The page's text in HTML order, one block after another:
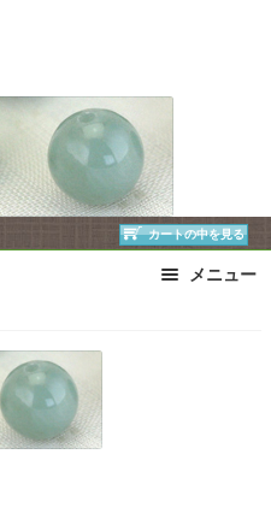
カートの中を見る
メニュー
ピアス・イヤリング
運勢で選ぶ
色で選ぶ
星座石で選ぶ